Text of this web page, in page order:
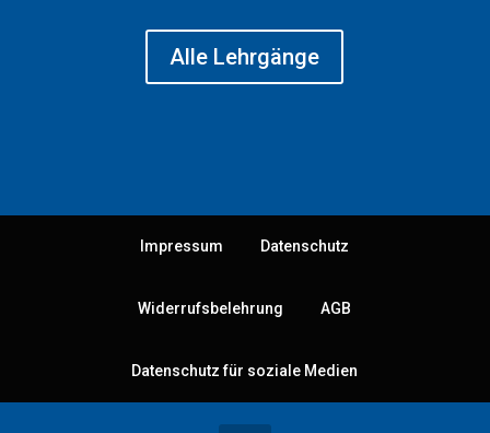
Alle Lehrgänge
Impressum Datenschutz
Widerrufsbelehrung AGB
Datenschutz für soziale Medien